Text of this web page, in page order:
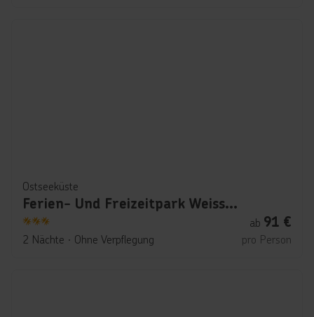
Ostseeküste
Ferien- Und Freizeitpark Weissenhäuser Strand
3
2 Nächte ∙ Ohne Verpflegung
ab 91 €
pro Person